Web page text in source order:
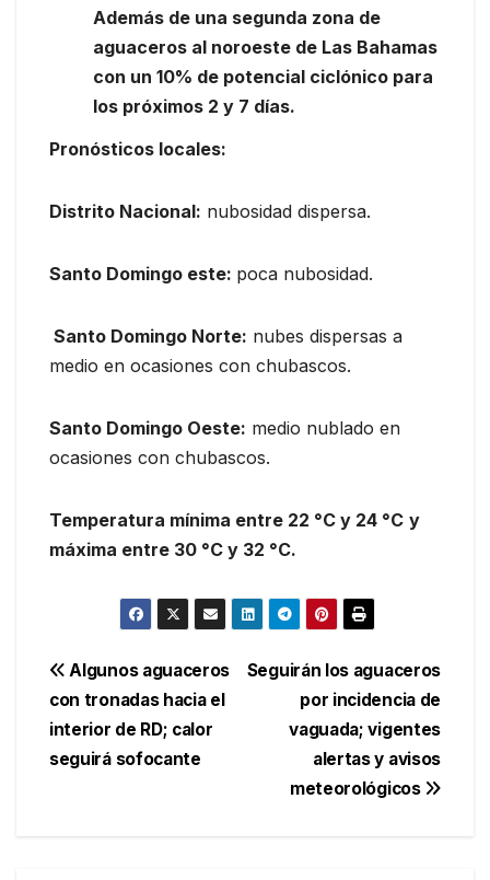
Además de una segunda zona de
aguaceros al noroeste de Las Bahamas
con un 10% de potencial ciclónico para
los próximos 2 y 7 días.
Pronósticos locales:
Distrito Nacional: nubosidad dispersa.
Santo Domingo este: poca nubosidad.
Santo Domingo Norte: nubes dispersas a
medio en ocasiones con chubascos.
Santo Domingo Oeste: medio nublado en
ocasiones con chubascos.
Temperatura mínima entre 22 °C y 24 °C y
máxima entre 30 °C y 32 °C.
Navegación
de
entradas
Seguirán los aguaceros
por incidencia de
vaguada; vigentes
alertas y avisos
meteorológicos
Algunos aguaceros
con tronadas hacia el
interior de RD; calor
seguirá sofocante